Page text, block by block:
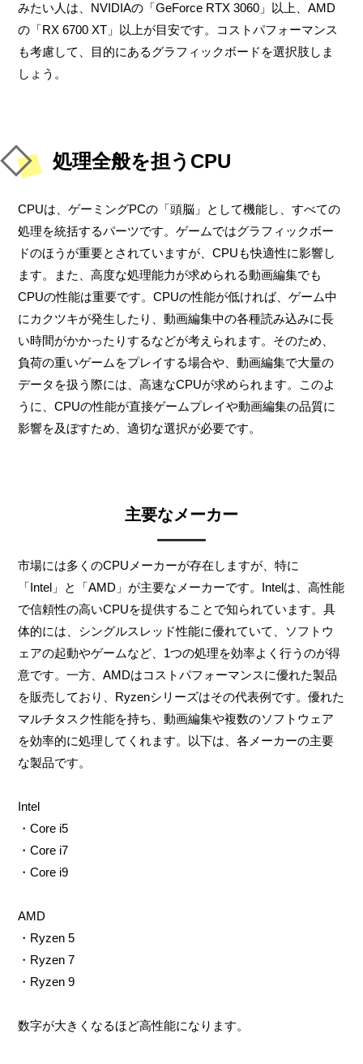
みたい人は、NVIDIAの「GeForce RTX 3060」以上、AMD
の「RX 6700 XT」以上が目安です。コストパフォーマンス
も考慮して、目的にあるグラフィックボードを選択肢しま
しょう。
処理全般を担うCPU
CPUは、ゲーミングPCの「頭脳」として機能し、すべての
処理を統括するパーツです。ゲームではグラフィックボー
ドのほうが重要とされていますが、CPUも快適性に影響し
ます。また、高度な処理能力が求められる動画編集でも
CPUの性能は重要です。CPUの性能が低ければ、ゲーム中
にカクツキが発生したり、動画編集中の各種読み込みに長
い時間がかかったりするなどが考えられます。そのため、
負荷の重いゲームをプレイする場合や、動画編集で大量の
データを扱う際には、高速なCPUが求められます。このよ
うに、CPUの性能が直接ゲームプレイや動画編集の品質に
影響を及ぼすため、適切な選択が必要です。
主要なメーカー
市場には多くのCPUメーカーが存在しますが、特に
「Intel」と「AMD」が主要なメーカーです。Intelは、高性能
で信頼性の高いCPUを提供することで知られています。具
体的には、シングルスレッド性能に優れていて、ソフトウ
ェアの起動やゲームなど、1つの処理を効率よく行うのが得
意です。一方、AMDはコストパフォーマンスに優れた製品
を販売しており、Ryzenシリーズはその代表例です。優れた
マルチタスク性能を持ち、動画編集や複数のソフトウェア
を効率的に処理してくれます。以下は、各メーカーの主要
な製品です。
Intel
・Core i5
・Core i7
・Core i9
AMD
・Ryzen 5
・Ryzen 7
・Ryzen 9
数字が大きくなるほど高性能になります。